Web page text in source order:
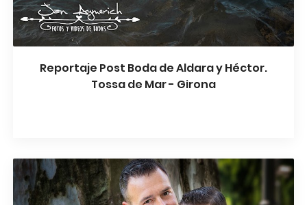
Reportaje Post Boda de Aldara y Héctor.
Tossa de Mar - Girona